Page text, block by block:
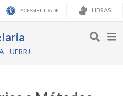
ACESSIBILIDADE LIBRAS
- UFRRJ